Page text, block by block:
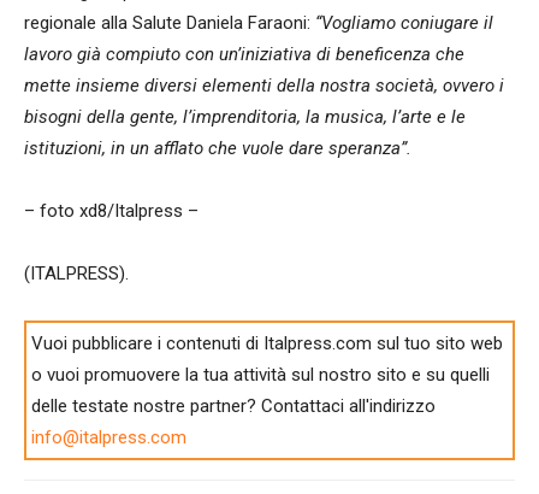
regionale alla Salute Daniela Faraoni: “Vogliamo coniugare il
lavoro già compiuto con un’iniziativa di beneficenza che
mette insieme diversi elementi della nostra società, ovvero i
bisogni della gente, l’imprenditoria, la musica, l’arte e le
istituzioni, in un afflato che vuole dare speranza”.
– foto xd8/Italpress –
(ITALPRESS).
Vuoi pubblicare i contenuti di Italpress.com sul tuo sito web
o vuoi promuovere la tua attività sul nostro sito e su quelli
delle testate nostre partner? Contattaci all'indirizzo
info@italpress.com